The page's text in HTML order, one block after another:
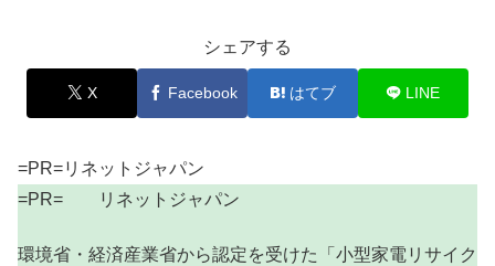
シェアする
X Facebook はてブ LINE
=PR=リネットジャパン
=PR= リネットジャパン
環境省・経済産業省から認定を受けた「小型家電リサイク